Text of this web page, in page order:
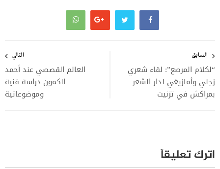
المقالات
السابق
“لكلام المرصع”: لقاء شعري
زجلي وأمازيغي لدار الشعر
بمراكش في تزنيت
التالي
العالم القصصي عند أحمد
الكمون دراسة فنية
وموضوعاتية
اترك تعليقاً